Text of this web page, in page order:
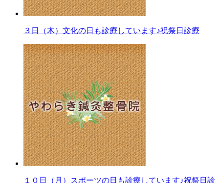
３日（木）文化の日も診療しています♪祝祭日診療
１０日（月）スポーツの日も診療しています♪祝祭日診